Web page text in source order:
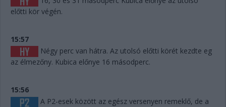
előtti kör végén.
15:57
Négy perc van hátra. Az utolsó előtti körét kezdte eg
az élmezőny. Kubica előnye 16 másodperc.
15:56
A P2-esek között az egész versenyen remeklő, de a